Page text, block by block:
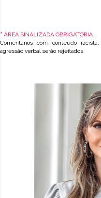
* ÁREA SINALIZADA OBRIGATÓRIA.
Comentários com conteúdo
agressão verbal serão rejeitados.